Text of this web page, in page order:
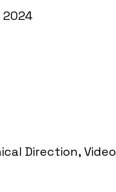
2024
Direction, Video